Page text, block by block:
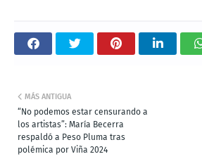
MÁS ANTIGUA
“No podemos estar censurando a
los artistas”: María Becerra
respaldó a Peso Pluma tras
polémica por Viña 2024